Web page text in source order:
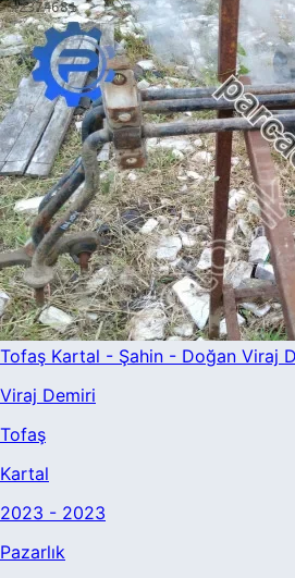
Tofaş Kartal - Şahin - Doğan Viraj
Viraj Demiri
Tofaş
Kartal
2023 - 2023
Pazarlık